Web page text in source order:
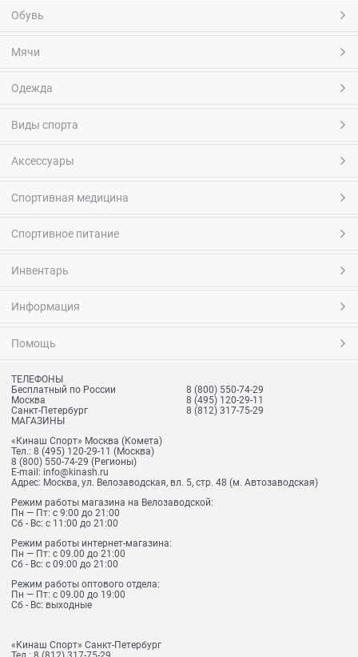
Обувь
Мячи
Одежда
Виды спорта
Аксессуары
Спортивная медицина
Спортивное питание
Инвентарь
Информация
Помощь
ТЕЛЕФОНЫ
Бесплатный по России
8 (800) 550-74-29
Москва
8 (495) 120-29-11
Санкт-Петербург
8 (812) 317-75-29
МАГАЗИНЫ
«Кинаш Спорт» Москва (Комета)
Тел.: 8 (495) 120-29-11 (Москва)
8 (800) 550-74-29 (Регионы)
E-mail: info@kinash.ru
Адрес: Москва, ул. Велозаводская, вл. 5, стр. 48 (м. Автозаводская)
Режим работы магазина на Велозаводской:
Пн — Пт: с 9:00 до 21:00
Сб - Вс: с 11:00 до 21:00
Режим работы интернет-магазина:
Пн — Пт: с 09.00 до 21:00
Сб - Вс: с 09:00 до 21:00
Режим работы оптового отдела:
Пн — Пт: с 09.00 до 19:00
Сб - Вс: выходные
«Кинаш Спорт» Санкт-Петербург